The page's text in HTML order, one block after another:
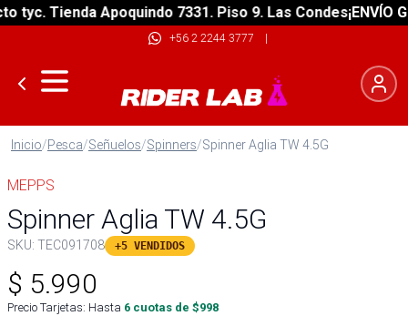
Tienda Apoquindo 7331. Piso 9. Las Condes¡ENVÍO
+56 2 2244 3777 |
Inicio/Pesca/Señuelos/Spinners/Spinner Aglia TW 4.5G
MEPPS
Spinner Aglia TW 4.5G
SKU: TEC091708 +5 VENDIDOS
$ 5.990
Precio Tarjetas: Hasta 6 cuotas de $998